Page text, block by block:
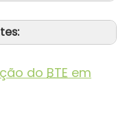
do BTE em